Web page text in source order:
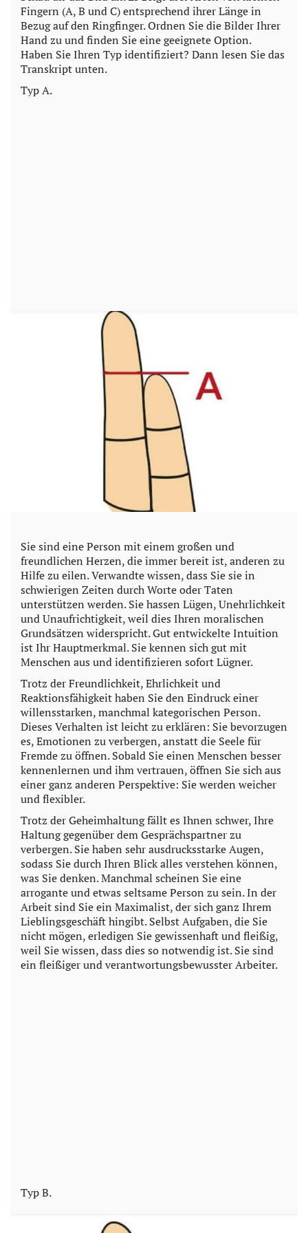
Fingern (A, B und C) entsprechend ihrer Länge in
Bezug auf den Ringfinger. Ordnen Sie die Bilder Ihrer
Hand zu und finden Sie eine geeignete Option.
Haben Sie Ihren Typ identifiziert? Dann lesen Sie das
Transkript unten.
Typ A.
Sie sind eine Person mit einem großen und
freundlichen Herzen, die immer bereit ist, anderen zu
Hilfe zu eilen. Verwandte wissen, dass Sie sie in
schwierigen Zeiten durch Worte oder Taten
unterstützen werden. Sie hassen Lügen, Unehrlichkeit
und Unaufrichtigkeit, weil dies Ihren moralischen
Grundsätzen widerspricht. Gut entwickelte Intuition
ist Ihr Hauptmerkmal. Sie kennen sich gut mit
Menschen aus und identifizieren sofort Lügner.
Trotz der Freundlichkeit, Ehrlichkeit und
Reaktionsfähigkeit haben Sie den Eindruck einer
willensstarken, manchmal kategorischen Person.
Dieses Verhalten ist leicht zu erklären: Sie bevorzugen
es, Emotionen zu verbergen, anstatt die Seele für
Fremde zu öffnen. Sobald Sie einen Menschen besser
kennenlernen und ihm vertrauen, öffnen Sie sich aus
einer ganz anderen Perspektive: Sie werden weicher
und flexibler.
Trotz der Geheimhaltung fällt es Ihnen schwer, Ihre
Haltung gegenüber dem Gesprächspartner zu
verbergen. Sie haben sehr ausdrucksstarke Augen,
sodass Sie durch Ihren Blick alles verstehen können,
was Sie denken. Manchmal scheinen Sie eine
arrogante und etwas seltsame Person zu sein. In der
Arbeit sind Sie ein Maximalist, der sich ganz Ihrem
Lieblingsgeschäft hingibt. Selbst Aufgaben, die Sie
nicht mögen, erledigen Sie gewissenhaft und fleißig,
weil Sie wissen, dass dies so notwendig ist. Sie sind
ein fleißiger und verantwortungsbewusster Arbeiter.
Typ B.